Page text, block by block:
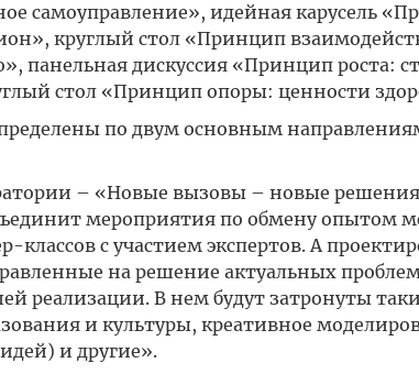
самоуправление», идейная карусель
круглый стол «Принцип
панельная дискуссия «Принцип роста:
стол «Принцип опоры: ценности
по двум основным
– «Новые вызовы – новые
мероприятия по обмену опытом
классов с участием экспертов. А
на решение актуальных проблем
реализации. В нем будут затронуты
и культуры, креативное
и другие».